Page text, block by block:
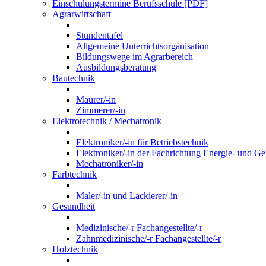
Einschulungstermine Berufsschule [PDF]
Agrarwirtschaft
Stundentafel
Allgemeine Unterrichtsorganisation
Bildungswege im Agrarbereich
Ausbildungsberatung
Bautechnik
Maurer/-in
Zimmerer/-in
Elektrotechnik / Mechatronik
Elektroniker/-in für Betriebstechnik
Elektroniker/-in der Fachrichtung Energie- und
Mechatroniker/-in
Farbtechnik
Maler/-in und Lackierer/-in
Gesundheit
Medizinische/-r Fachangestellte/-r
Zahnmedizinische/-r Fachangestellte/-r
Holztechnik